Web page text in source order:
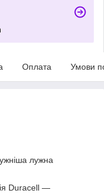
Оплата Умови
лужна
Duracell —